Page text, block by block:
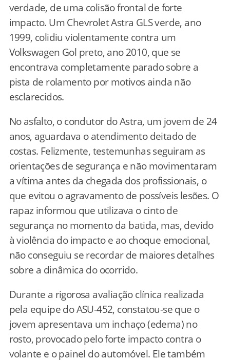
verdade, de uma colisão frontal de forte
impacto. Um Chevrolet Astra GLS verde, ano
1999, colidiu violentamente contra um
Volkswagen Gol preto, ano 2010, que se
encontrava completamente parado sobre a
pista de rolamento por motivos ainda não
esclarecidos.
No asfalto, o condutor do Astra, um jovem de 24
anos, aguardava o atendimento deitado de
costas. Felizmente, testemunhas seguiram as
orientações de segurança e não movimentaram
a vítima antes da chegada dos profissionais, o
que evitou o agravamento de possíveis lesões. O
rapaz informou que utilizava o cinto de
segurança no momento da batida, mas, devido
à violência do impacto e ao choque emocional,
não conseguiu se recordar de maiores detalhes
sobre a dinâmica do ocorrido.
Durante a rigorosa avaliação clínica realizada
pela equipe do ASU-452, constatou-se que o
jovem apresentava um inchaço (edema) no
rosto, provocado pelo forte impacto contra o
volante e o painel do automóvel. Ele também